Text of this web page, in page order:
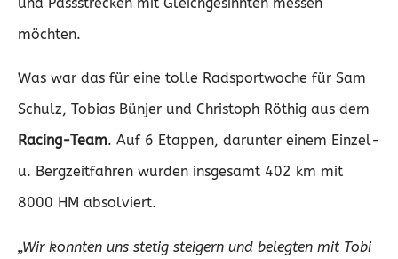
möchten.
Was war das für eine tolle Radsportwoche für Sam
Schulz, Tobias Bünjer und Christoph Röthig aus dem
Racing-Team. Auf 6 Etappen, darunter einem Einzel-
u. Bergzeitfahren wurden insgesamt 402 km mit
8000 HM absolviert.
„Wir konnten uns stetig steigern und belegten mit Tobi